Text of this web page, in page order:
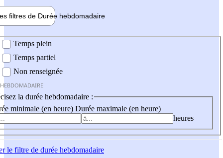
filtres de Durée hebdomadaire
Temps plein
Temps partiel
Non renseignée
la durée hebdomadaire :
minimale (en heure) Durée maximale (en heure)
heures
le filtre de durée hebdomadaire